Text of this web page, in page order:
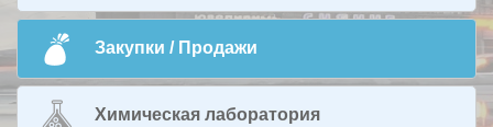
Закупки / Продажи
Химическая лаборатория